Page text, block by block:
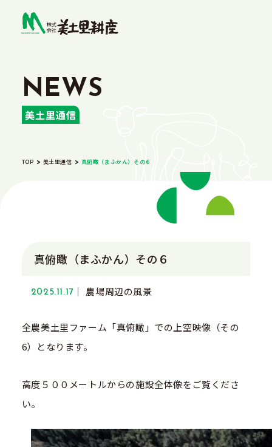
美土里通信
TOP 美土里通信 真俯瞰（まふかん）その６
真俯瞰（まふかん）その６
2025.11.17 農場周辺の風景
全農美土里ファーム「真俯瞰」での上空映像（その
6）となります。
高度５００メートルからの施設全体像をご覧くださ
い。